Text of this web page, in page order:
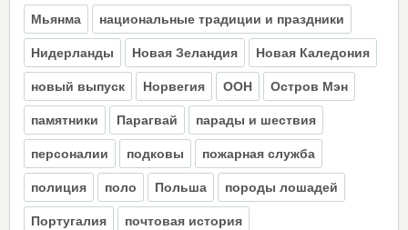
Мьянма национальные традиции и праздники
Нидерланды Новая Зеландия Новая Каледония
новый выпуск Норвегия ООН Остров Мэн
памятники Парагвай парады и шествия
персоналии подковы пожарная служба
полиция поло Польша породы лошадей
Португалия почтовая история